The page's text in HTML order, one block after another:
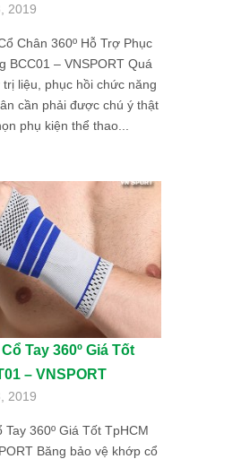
2019
Chân 360º Hỗ Trợ Phục
BCC01 – VNSPORT Quá
liệu, phục hồi chức năng
cần phải được chú ý thật
phụ kiện thể thao...
Tay 360º Giá Tốt
– VNSPORT
2019
Tay 360º Giá Tốt TpHCM
Băng bảo vệ khớp cổ